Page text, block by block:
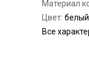
Материал
Цвет:
Все